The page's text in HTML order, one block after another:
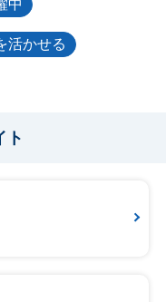
中
活かせる
ト